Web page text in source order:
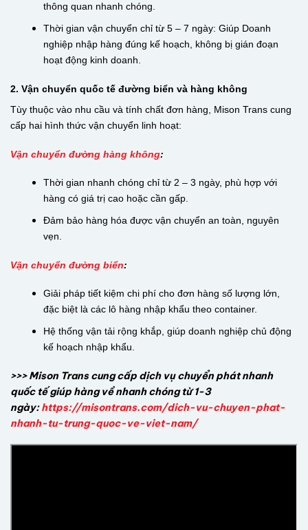
thông quan nhanh chóng.
Thời gian vận chuyển chỉ từ 5 – 7 ngày: Giúp Doanh
nghiệp nhập hàng đúng kế hoạch, không bị gián đoạn
hoạt động kinh doanh.
2. Vận chuyển quốc tế đường biển và hàng không
Tùy thuộc vào nhu cầu và tính chất đơn hàng, Mison Trans cung
cấp hai hình thức vận chuyển linh hoạt:
Vận chuyển đường hàng không:
Thời gian nhanh chóng chỉ từ 2 – 3 ngày, phù hợp với
hàng có giá trị cao hoặc cần gấp.
Đảm bảo hàng hóa được vận chuyển an toàn, nguyên
vẹn.
Vận chuyển đường biển:
Giải pháp tiết kiệm chi phí cho đơn hàng số lượng lớn,
đặc biệt là các lô hàng nhập khẩu theo container.
Hệ thống vận tải rộng khắp, giúp doanh nghiệp chủ động
kế hoạch nhập khẩu.
>>> Mison Trans cung cấp dịch vụ chuyển phát nhanh
quốc tế giúp hàng về nhanh chóng từ 1-3
ngày:https://misontrans.com/dich-vu-chuyen-phat-
nhanh-tu-trung-quoc-ve-viet-nam/